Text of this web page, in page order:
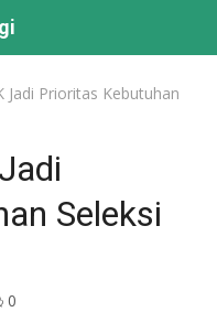
Jadi Prioritas Kebutuhan
Seleksi
0